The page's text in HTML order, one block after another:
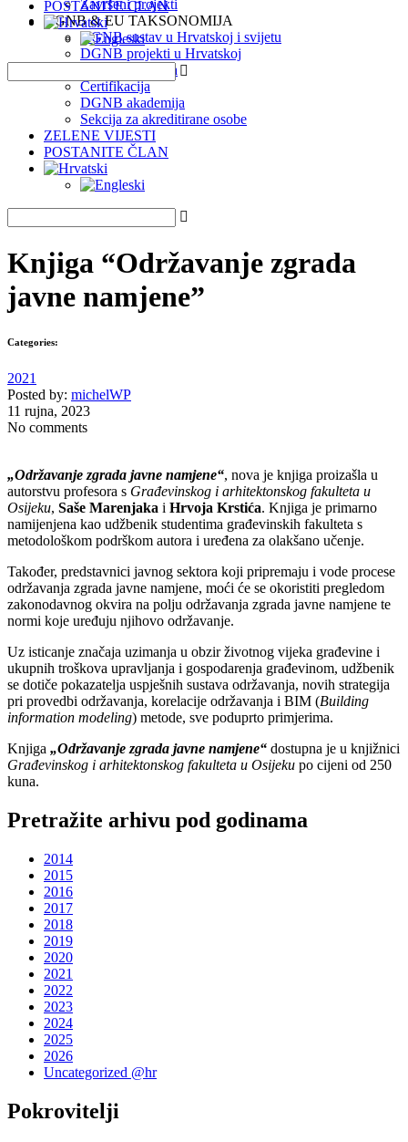
Završeni projekti
DGNB & EU TAKSONOMIJA
DGNB sustav u Hrvatskoj i svijetu
DGNB projekti u Hrvatskoj
EU Taksonomija
Certifikacija
DGNB akademija
Sekcija za akreditirane osobe
ZELENE VIJESTI
POSTANITE ČLAN
POSTANITE ČLAN
Knjiga “Održavanje zgrada
javne namjene”
Categories:
2021
Posted by: michelWP
11 rujna, 2023
No comments
„Održavanje zgrada javne namjene“, nova je knjiga proizašla u
autorstvu profesora s Građevinskog i arhitektonskog fakulteta u
Osijeku, Saše Marenjaka i Hrvoja Krstića. Knjiga je primarno
namijenjena kao udžbenik studentima građevinskih fakulteta s
metodološkom podrškom autora i uređena za olakšano učenje.
Također, predstavnici javnog sektora koji pripremaju i vode procese
održavanja zgrada javne namjene, moći će se okoristiti pregledom
zakonodavnog okvira na polju održavanja zgrada javne namjene te
normi koje uređuju njihovo održavanje.
Uz isticanje značaja uzimanja u obzir životnog vijeka građevine i
ukupnih troškova upravljanja i gospodarenja građevinom, udžbenik
se dotiče pokazatelja uspješnih sustava održavanja, novih strategija
pri provedbi održavanja, korelacije održavanja i BIM (Building
information modeling) metode, sve poduprto primjerima.
Knjiga „Održavanje zgrada javne namjene“ dostupna je u knjižnici
Građevinskog i arhitektonskog fakulteta u Osijeku po cijeni od 250
kuna.
Pretražite arhivu pod godinama
2014
2015
2016
2017
2018
2019
2020
2021
2022
2023
2024
2025
2026
Uncategorized @hr
Pokrovitelji